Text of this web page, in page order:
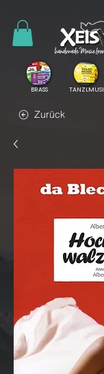
BRASS TANZLMUSI
Zurück